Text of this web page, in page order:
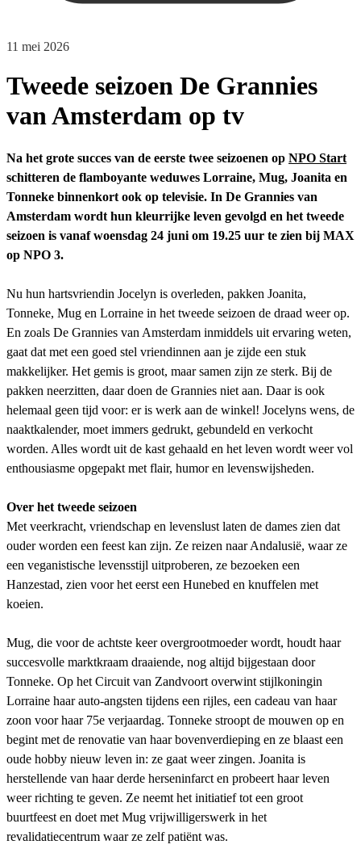
11 mei 2026
Tweede seizoen De Grannies
van Amsterdam op tv
Na het grote succes van de eerste twee seizoenen op NPO Start
schitteren de flamboyante weduwes Lorraine, Mug, Joanita en
Tonneke binnenkort ook op televisie. In De Grannies van
Amsterdam wordt hun kleurrijke leven gevolgd en het tweede
seizoen is vanaf woensdag 24 juni om 19.25 uur te zien bij MAX
op NPO 3.
Nu hun hartsvriendin Jocelyn is overleden, pakken Joanita,
Tonneke, Mug en Lorraine in het tweede seizoen de draad weer op.
En zoals De Grannies van Amsterdam inmiddels uit ervaring weten,
gaat dat met een goed stel vriendinnen aan je zijde een stuk
makkelijker. Het gemis is groot, maar samen zijn ze sterk. Bij de
pakken neerzitten, daar doen de Grannies niet aan. Daar is ook
helemaal geen tijd voor: er is werk aan de winkel! Jocelyns wens, de
naaktkalender, moet immers gedrukt, gebundeld en verkocht
worden. Alles wordt uit de kast gehaald en het leven wordt weer vol
enthousiasme opgepakt met flair, humor en levenswijsheden.
Over het tweede seizoen
Met veerkracht, vriendschap en levenslust laten de dames zien dat
ouder worden een feest kan zijn. Ze reizen naar Andalusië, waar ze
een veganistische levensstijl uitproberen, ze bezoeken een
Hanzestad, zien voor het eerst een Hunebed en knuffelen met
koeien.
Mug, die voor de achtste keer overgrootmoeder wordt, houdt haar
succesvolle marktkraam draaiende, nog altijd bijgestaan door
Tonneke. Op het Circuit van Zandvoort overwint stijlkoningin
Lorraine haar auto-angsten tijdens een rijles, een cadeau van haar
zoon voor haar 75e verjaardag. Tonneke stroopt de mouwen op en
begint met de renovatie van haar bovenverdieping en ze blaast een
oude hobby nieuw leven in: ze gaat weer zingen. Joanita is
herstellende van haar derde herseninfarct en probeert haar leven
weer richting te geven. Ze neemt het initiatief tot een groot
buurtfeest en doet met Mug vrijwilligerswerk in het
revalidatiecentrum waar ze zelf patiënt was.